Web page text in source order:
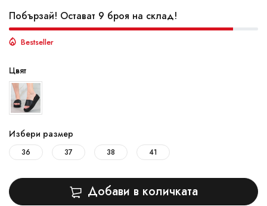
Побързай! Остават 9 броя на склад!
Bestseller
Цвят
Избери размер
36 37 38 41
Добави в количката